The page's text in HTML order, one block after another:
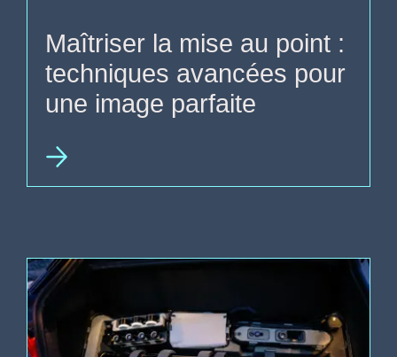
Maîtriser la mise au point :
techniques avancées pour
une image parfaite